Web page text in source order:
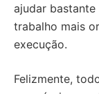
ajudar
trabalho mais
execução.
Felizmente,